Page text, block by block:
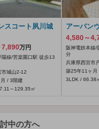
スコート夙川城
7,890万円
陽線/苦楽園口駅 徒歩13
市城山2-12
/ 3階建
～129.35㎡
アーバン
4,580～
阪神電鉄本線/
分
兵庫県西宮市
築25年11ヶ月
3LDK / 66.38
中の方へ